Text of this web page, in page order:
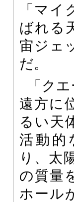
「マ
ばれる
宙ジェ
だ。
「ク
遠方に
るい天
活動的
り、太
の質量
ホール